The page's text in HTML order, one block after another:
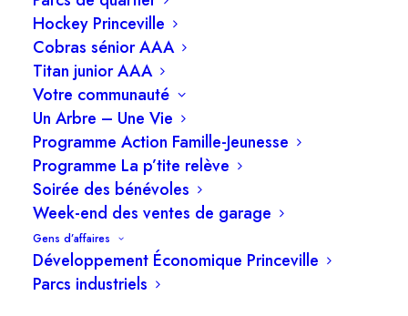
Hockey Princeville
Cobras sénior AAA
Titan junior AAA
Votre communauté
Un Arbre – Une Vie
Programme Action Famille-Jeunesse
Programme La p’tite relève
Soirée des bénévoles
Week-end des ventes de garage
Gens d’affaires
Développement Économique Princeville
Parcs industriels
sur l’occupation et l’entretien des
bâtiments (PRU-2603) – Adoption
3. Administration
3.1 Assurances rouli-roulant et BMX –
Renouvellement 2026
3.2 Fermeture des bureaux de l’Hôtel de
Ville – Vacances de la construction 2026
3.3 Offre de service – Site Web